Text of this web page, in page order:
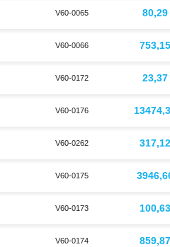
V60-0065 80,29
V60-0066 753,15
V60-0172 23,37
V60-0176
V60-0262 317,12
V60-0175
V60-0173 100,63
V60-0174 859,87